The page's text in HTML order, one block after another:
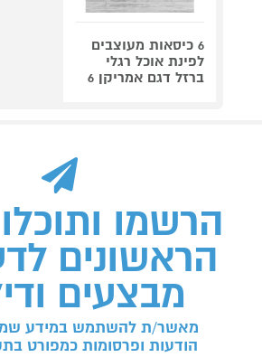
6 כיסאות מעוצבים
לפינת אוכל רגלי
ברזל דגם אמריקן 6
הרשמו
הראשונים
מבצעים
מאשר/ת להשתמש במידע
הודעות ופרסומות כמפורט